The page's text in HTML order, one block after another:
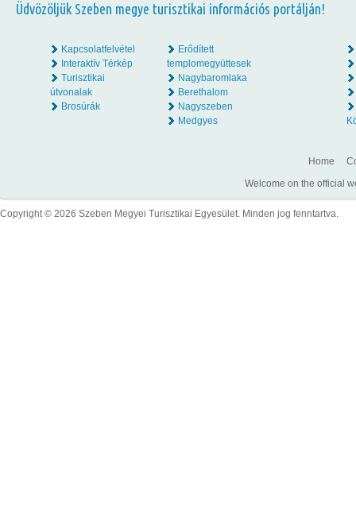
Üdvözöljük Szeben megye turisztikai információs portálján!
Kapcsolatfelvétel
Interaktív Térkép
Turisztikai
útvonalak
Brosúrák
Erődített
templomegyüttesek
Nagybaromlaka
Berethalom
Nagyszeben
Medgyes
Home
Welcome on the official
Copyright © 2026 Szeben Megyei Turisztikai Egyesület. Minden jog fenntartva.